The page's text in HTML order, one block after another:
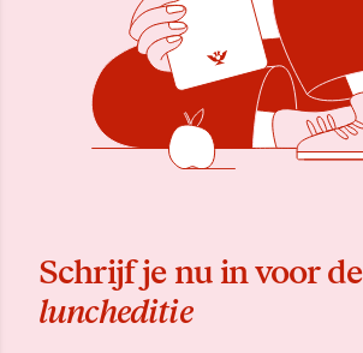
Schrijf je nu in voor de
luncheditie